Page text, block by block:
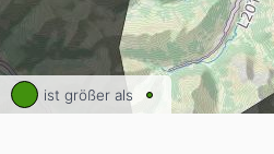
ist größer als